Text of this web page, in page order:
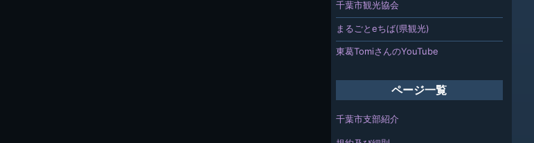
千葉市観光協会
まるごとeちば(県観光)
東葛TomiさんのYouTube
ページ一覧
千葉市支部紹介